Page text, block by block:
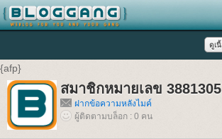
{afp}
สมาชิกหมายเลข 3881305
ฝากข้อความหลังไมค์
ผู้ติดตามบล็อก : 0 คน